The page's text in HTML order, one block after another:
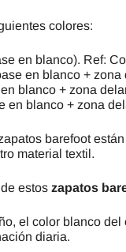
colores:
en blanco). Ref:
en blanco +
blanco + zona
en blanco + zona
barefoot
material textil.
estos zapatos
el color blanco
diaria.